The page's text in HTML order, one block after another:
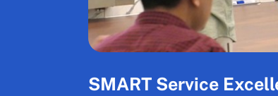
SMART Service